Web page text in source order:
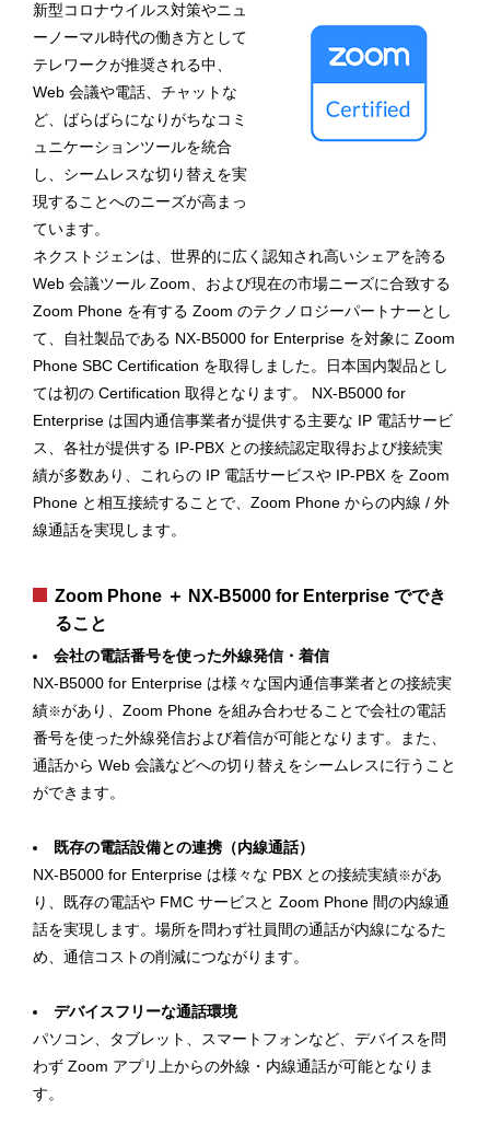
新型コロナウイルス対策やニュ
ーノーマル時代の働き方として
テレワークが推奨される中、
Web 会議や電話、チャットな
ど、ばらばらになりがちなコミ
ュニケーションツールを統合
し、シームレスな切り替えを実
現することへのニーズが高まっ
ています。
ネクストジェンは、世界的に広く認知され高いシェアを誇る
Web 会議ツール Zoom、および現在の市場ニーズに合致する
Zoom Phone を有する Zoom のテクノロジーパートナーとし
て、自社製品である NX-B5000 for Enterprise を対象に Zoom
Phone SBC Certification を取得しました。日本国内製品とし
ては初の Certification 取得となります。 NX-B5000 for
Enterprise は国内通信事業者が提供する主要な IP 電話サービ
ス、各社が提供する IP-PBX との接続認定取得および接続実
績が多数あり、これらの IP 電話サービスや IP-PBX を Zoom
Phone と相互接続することで、Zoom Phone からの内線 / 外
線通話を実現します。
Zoom Phone ＋ NX-B5000 for Enterprise ででき
ること
会社の電話番号を使った外線発信・着信
NX-B5000 for Enterprise は様々な国内通信事業者との接続実
績※があり、Zoom Phone を組み合わせることで会社の電話
番号を使った外線発信および着信が可能となります。また、
通話から Web 会議などへの切り替えをシームレスに行うこと
ができます。
既存の電話設備との連携（内線通話）
NX-B5000 for Enterprise は様々な PBX との接続実績※があ
り、既存の電話や FMC サービスと Zoom Phone 間の内線通
話を実現します。場所を問わず社員間の通話が内線になるた
め、通信コストの削減につながります。
デバイスフリーな通話環境
パソコン、タブレット、スマートフォンなど、デバイスを問
わず Zoom アプリ上からの外線・内線通話が可能となりま
す。